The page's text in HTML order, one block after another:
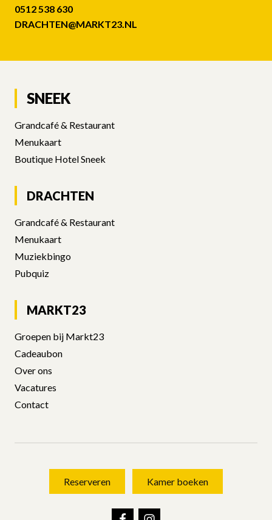
0512 538 630
DRACHTEN@MARKT23.NL
SNEEK
DRACHTEN
MARKT23
Reserveren Kamer boeken